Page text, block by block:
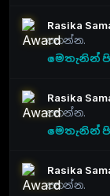
Rasika
පතන්න.
මෙතැනින්
Rasika
පතන්න.
මෙතැනින්
Rasika
පතන්න.